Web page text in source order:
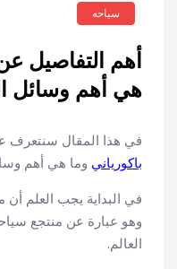
سياحه
أهم التفاصيل
هي أهم وسائل
في هذا المقال سنتعرف
باكورياني وما هي أهم
في البداية يجب العلم أن
وهو عبارة عن منتجع
العالم.